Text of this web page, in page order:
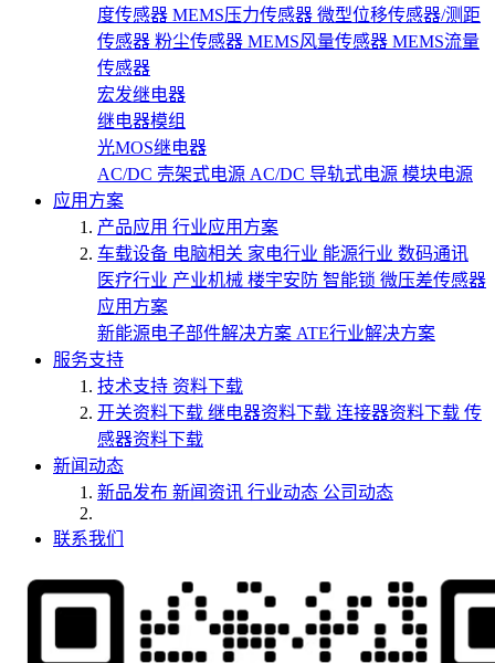
度传感器 MEMS压力传感器 微型位移传感器/测距
传感器 粉尘传感器 MEMS风量传感器 MEMS流量
传感器
宏发继电器
继电器模组
光MOS继电器
AC/DC 壳架式电源 AC/DC 导轨式电源 模块电源
应用方案
产品应用 行业应用方案
车载设备 电脑相关 家电行业 能源行业 数码通讯
医疗行业 产业机械 楼宇安防 智能锁 微压差传感器
应用方案
新能源电子部件解决方案 ATE行业解决方案
服务支持
技术支持 资料下载
开关资料下载 继电器资料下载 连接器资料下载 传
感器资料下载
新闻动态
新品发布 新闻资讯 行业动态 公司动态
联系我们